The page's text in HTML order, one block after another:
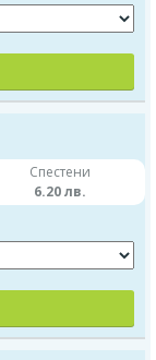
Спестени
6.20 лв.